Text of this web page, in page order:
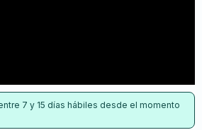
7 y 15 días hábiles desde el momento